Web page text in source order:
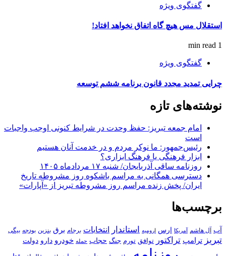
گفتگوی ویژه
استقلال مس هیچ گاه اتفاق نخواهد افتاد!
1 min read
گفتگوی ویژه
چرایی تمدید مجدد قانون برنامه ششم توسعه
نوشته‌های تازه
امام جمعه تبریز: حفظ وحدت در شرایط کنونی اوجب واجبات
است
رئیس‌جمهور: ما نوکر مردم و در خدمت آنان هستیم
ابزار فرهنگی یا فرهنگ ابزاری؟
روزنامه ساقی آذربایجان/ شنبه ۱۷ مردادماه ۱۴۰۵
دسترسی همگانی به مراسم باشکوه روز مشروطه تاریخ
ایران/ پخش زنده مراسم روز مشروطه تبریز از «آپارات»
برچسب‌ها
آب آل هاشم آمریکا ارس ارومیه استاندار انتخابات برجام برق بنزین بودجه بیگی
تبریز ترامپ تراکتور توافق تورم جنگ حجاب حمله خودرو دارو دولت